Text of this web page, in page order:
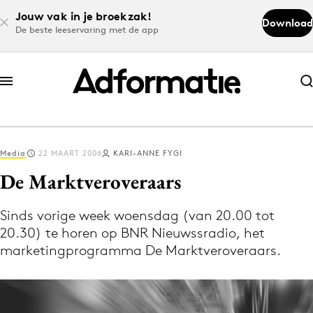
Jouw vak in je broekzak!
De beste leeservaring met de app
Download
Abonneer nu
Abonneer nu
Log in
Download de app
Volg het laatste nieuws via de Adformatie
Nieuws app
Media 22 MAART 2006 KARI-ANNE FYGI
De Marktveroveraars
Sinds vorige week woensdag (van 20.00 tot
20.30) te horen op BNR Nieuwssradio, het
marketingprogramma De Marktveroveraars.